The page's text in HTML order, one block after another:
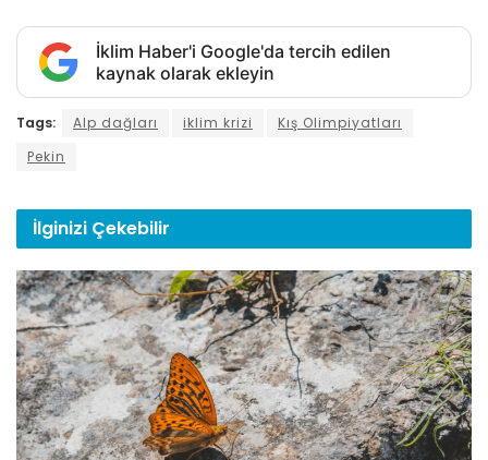
İklim Haber'i Google'da tercih edilen
kaynak olarak ekleyin
Tags: Alp dağları iklim krizi
Kış Olimpiyatları
Pekin
İlginizi Çekebilir